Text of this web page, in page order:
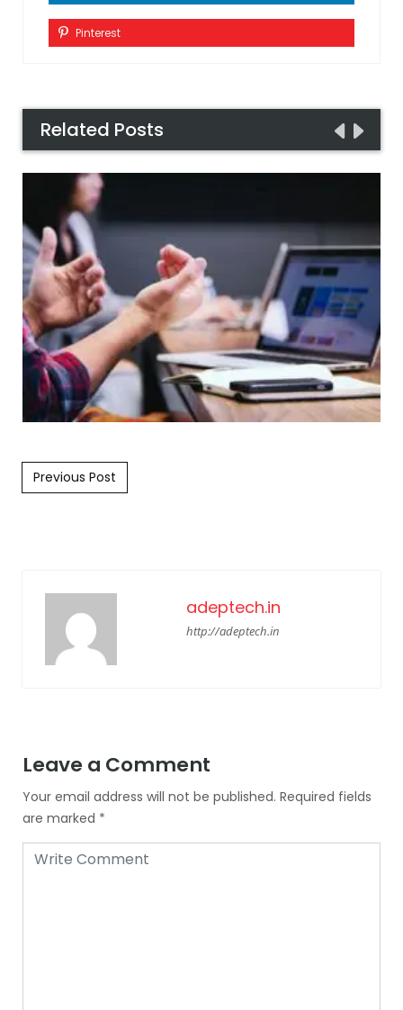
Pinterest
Related Posts
Post navigation
Previous Post
adeptech.in
http://adeptech.in
Leave a Comment
Your email address will not be published. Required fields
are marked *